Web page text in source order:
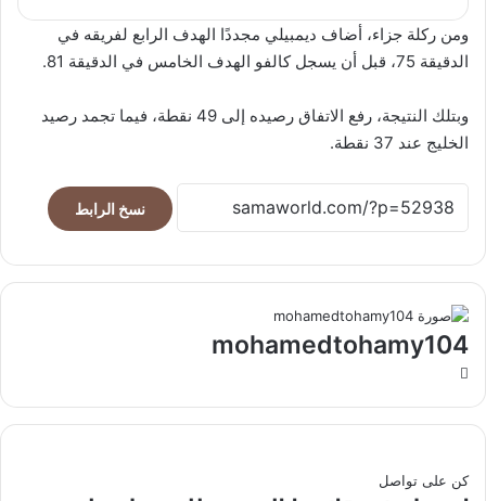
ومن ركلة جزاء، أضاف ديمبيلي مجددًا الهدف الرابع لفريقه في
الدقيقة 75، قبل أن يسجل كالفو الهدف الخامس في الدقيقة 81.
وبتلك النتيجة، رفع الاتفاق رصيده إلى 49 نقطة، فيما تجمد رصيد
الخليج عند 37 نقطة.
نسخ الرابط
mohamedtohamy104
كن على تواصل